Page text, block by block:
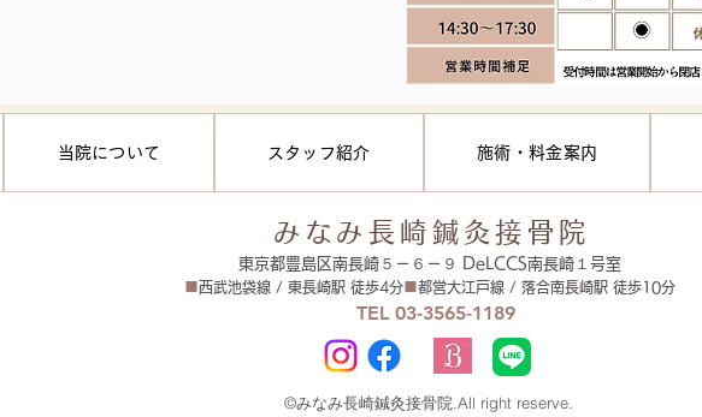
当院について スタッフ紹介 施術・料金案内
みなみ長崎鍼灸接骨院
東京都豊島区南長崎５－６－９ DeLCCS南長崎１号室
西武池袋線 / 東長崎駅 徒歩4分 都営大江戸線 / 落合南長崎駅 徒歩10分
TEL 03-3565-1189
©みなみ長崎鍼灸接骨院.All right reserve.